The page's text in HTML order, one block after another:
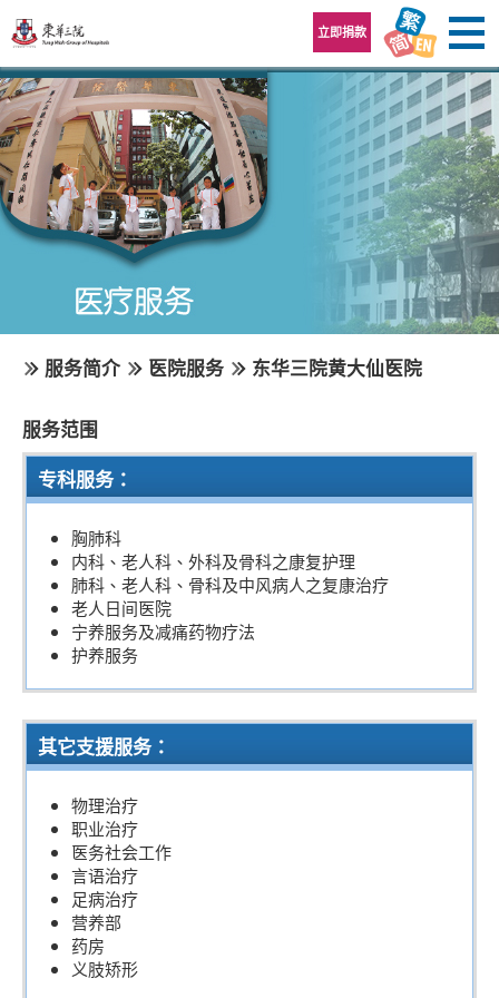
立即捐款
服务简介 医院服务 东华三院黄大仙医院
服务范围
专科服务：
胸肺科
内科、老人科、外科及骨科之康复护理
肺科、老人科、骨科及中风病人之复康治疗
老人日间医院
宁养服务及减痛药物疗法
护养服务
其它支援服务：
物理治疗
职业治疗
医务社会工作
言语治疗
足病治疗
营养部
药房
义肢矫形